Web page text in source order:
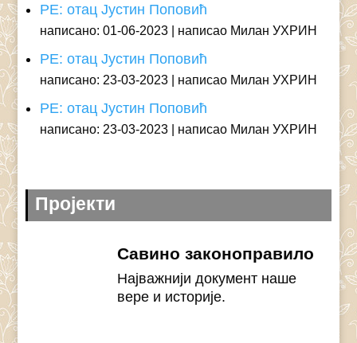
РЕ: отац Јустин Поповић
написано: 01-06-2023 написао Милан УХРИН
РЕ: отац Јустин Поповић
написано: 23-03-2023 написао Милан УХРИН
РЕ: отац Јустин Поповић
написано: 23-03-2023 написао Милан УХРИН
Пројекти
Савино законоправило
Најважнији документ наше
вере и историје.